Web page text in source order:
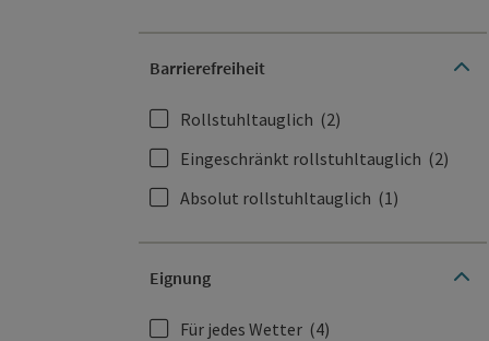
Barrierefreiheit
Rollstuhltauglich (2)
Eingeschränkt rollstuhltauglich (2)
Absolut rollstuhltauglich (1)
Eignung
Für jedes Wetter (4)